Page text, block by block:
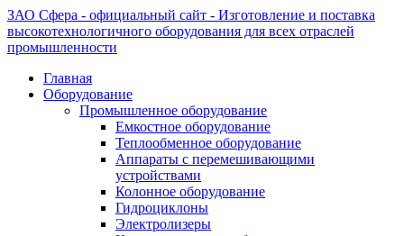
ЗАО Сфера - официальный сайт - Изготовление и поставка
высокотехнологичного оборудования для всех отраслей
промышленности
Главная
Оборудование
Промышленное оборудование
Емкостное оборудование
Теплообменное оборудование
Аппараты с перемешивающими
устройствами
Колонное оборудование
Гидроциклоны
Электролизеры